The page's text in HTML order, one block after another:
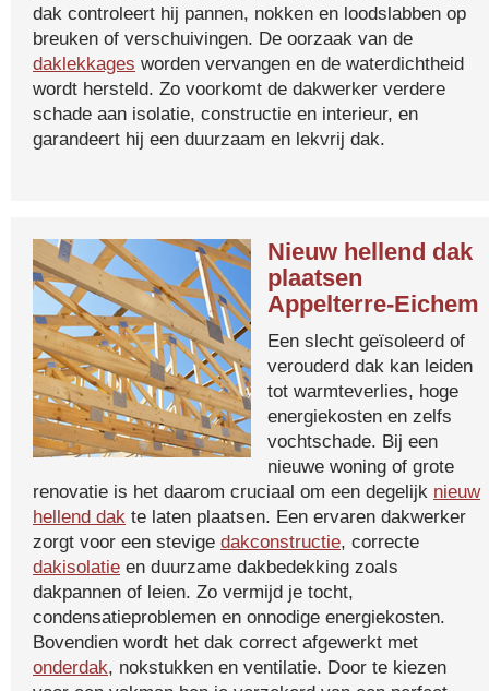
dak controleert hij pannen, nokken en loodslabben op
breuken of verschuivingen. De oorzaak van de
daklekkages worden vervangen en de waterdichtheid
wordt hersteld. Zo voorkomt de dakwerker verdere
schade aan isolatie, constructie en interieur, en
garandeert hij een duurzaam en lekvrij dak.
Nieuw hellend dak
plaatsen
Appelterre-Eichem
Een slecht geïsoleerd of
verouderd dak kan leiden
tot warmteverlies, hoge
energiekosten en zelfs
vochtschade. Bij een
nieuwe woning of grote
renovatie is het daarom cruciaal om een degelijk nieuw
hellend dak te laten plaatsen. Een ervaren dakwerker
zorgt voor een stevige dakconstructie, correcte
dakisolatie en duurzame dakbedekking zoals
dakpannen of leien. Zo vermijd je tocht,
condensatieproblemen en onnodige energiekosten.
Bovendien wordt het dak correct afgewerkt met
onderdak, nokstukken en ventilatie. Door te kiezen